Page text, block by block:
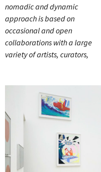
nomadic and dynamic
approach is based on
occasional and open
collaborations with a large
variety of artists, curators,